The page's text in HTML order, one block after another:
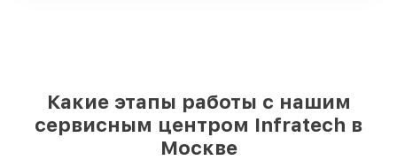
Какие этапы работы с нашим
сервисным центром Infratech в
Москве